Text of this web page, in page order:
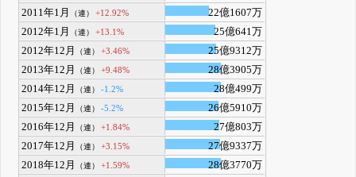
2011年1月
（連） +12.92%
22億1607万
2012年1月
（連） +13.1%
25億641万
2012年12月
（連） +3.46%
25億9312万
2013年12月
（連） +9.48%
28億3905万
2014年12月
（連） -1.2%
28億499万
2015年12月
（連） -5.2%
26億5910万
2016年12月
（連） +1.84%
27億803万
2017年12月
（連） +3.15%
27億9337万
2018年12月
（連） +1.59%
28億3770万